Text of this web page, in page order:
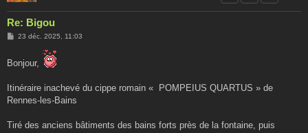
Re: Bigou
M
s
a
e
23 déc. 2025, 11:03
Bonjour,
Itinéraire inachevé du cippe romain « POMPEIUS QUARTUS » de
Rennes-les-Bains
Tiré des anciens bâtiments des bains forts près de la fontaine, puis